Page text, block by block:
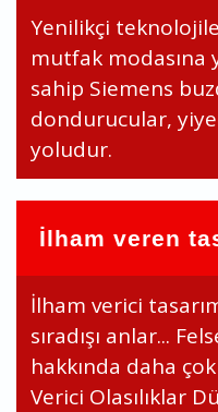
Yenilikçi
mutfak modasına
sahip Siemens
dondurucular,
yoludur.
İlham veren
İlham verici
sıradışı anlar...
hakkında daha
Verici Olasılıklar